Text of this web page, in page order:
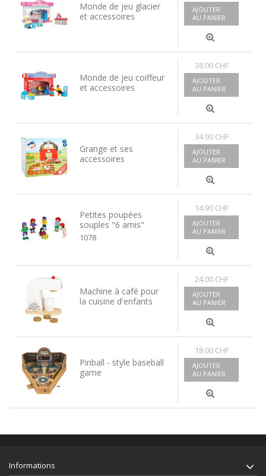
Monde de jeu glacier
et accessoires
AJOUTER
AU PANIER
Monde de jeu coiffeur
et accessoires
38.00 CHF
AJOUTER
AU PANIER
Grange et ses
accessoires
34.90 CHF
AJOUTER
AU PANIER
Petites poupées
souples "6 amis"
1078
14.90 CHF
AJOUTER
AU PANIER
Machine à café pour
la cuisine d'enfants
24.00 CHF
AJOUTER
AU PANIER
Pinball - style baseball
game
18.00 CHF
AJOUTER
AU PANIER
Informations